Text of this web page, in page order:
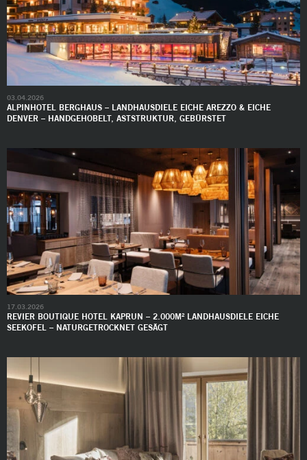
ALPINHOTEL BERGHAUS – LANDHAUSDIELE EICHE AREZZO & EICHE
DENVER – HANDGEHOBELT, ASTSTRUKTUR, GEBÜRSTET
03.04.2026
REVIER BOUTIQUE HOTEL KAPRUN – 2.000M² LANDHAUSDIELE EICHE
SEEKOFEL – NATURGETROCKNET GESÄGT
17.03.2026